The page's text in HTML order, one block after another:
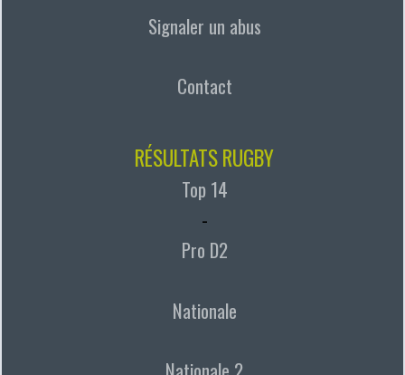
Signaler un abus
Contact
RÉSULTATS RUGBY
Top 14
-
Pro D2
Nationale